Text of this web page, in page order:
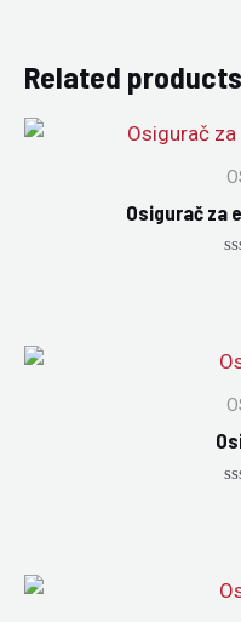
Related products
Osigurač za